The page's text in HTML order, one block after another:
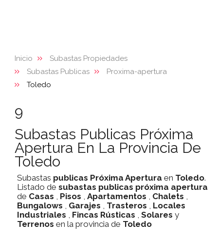
Inicio
Subastas Propiedades
Subastas Publicas
Proxima-apertura
Toledo
9
Subastas Publicas Próxima
Apertura En La Provincia De
Toledo
Subastas publicas Próxima Apertura en Toledo.
Listado de subastas publicas próxima apertura
de Casas , Pisos , Apartamentos , Chalets ,
Bungalows , Garajes , Trasteros , Locales
Industriales , Fincas Rústicas , Solares y
Terrenos en la provincia de Toledo